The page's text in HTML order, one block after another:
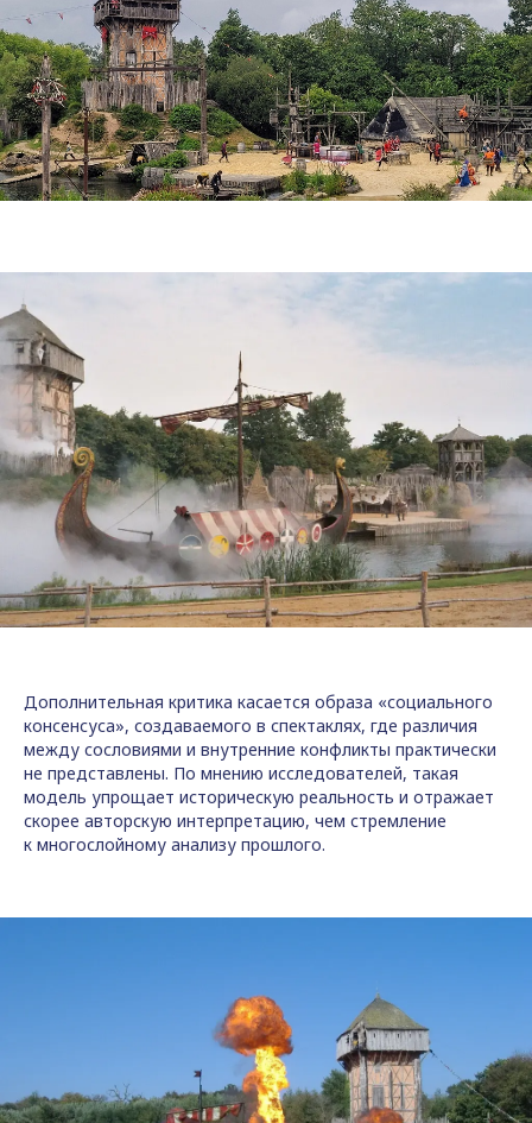
Дополнительная критика касается образа «социального
консенсуса», создаваемого в спектаклях, где различия
между сословиями и внутренние конфликты практически
не представлены. По мнению исследователей, такая
модель упрощает историческую реальность и отражает
скорее авторскую интерпретацию, чем стремление
к многослойному анализу прошлого.